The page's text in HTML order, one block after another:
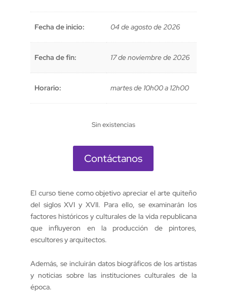
Fecha de inicio: 04 de agosto de 2026
Fecha de fin: 17 de noviembre de 2026
Horario: martes de 10h00 a 12h00
Sin existencias
Contáctanos
El curso tiene como objetivo apreciar el arte quiteño
del siglosXVI y XVII. Para ello, se examinarán los
factores históricos y culturales de la vida republicana
que influyeron en la producción de pintores,
escultores y arquitectos.
Además, se incluirán datos biográficos de los artistas
y noticias sobre las instituciones culturales de la
época.